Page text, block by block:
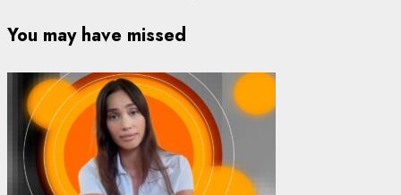
You may have missed